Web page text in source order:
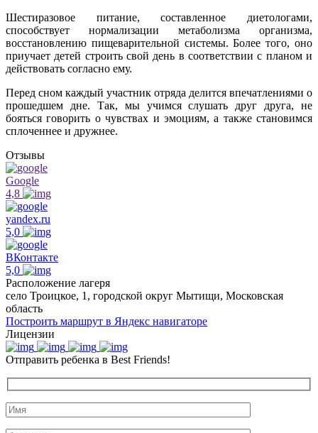
Шестиразовое питание, составленное диетологами,
способствует нормализации метаболизма организма,
восстановлению пищеварительной системы. Более того, оно
приучает детей строить свой день в соответствии с планом и
действовать согласно ему.
Перед сном каждый участник отряда делится впечатлениями о
прошедшем дне. Так, мы учимся слушать друг друга, не
бояться говорить о чувствах и эмоциям, а также становимся
сплоченнее и дружнее.
Отзывы
Google
4,8
yandex.ru
5,0
ВКонтакте
5,0
Расположение лагеря
село Троицкое, 1, городской округ Мытищи, Московская
область
Построить маршрут в Яндекс навигаторе
Лицензии
Отправить ребенка в Best Friends!